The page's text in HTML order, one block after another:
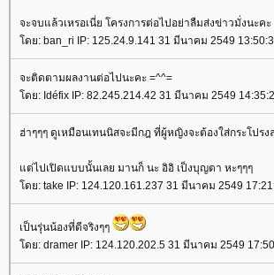
จะจบแล้วเหรอเนี่ย โครงการต่อไปอย่าลืมส่งข่าวมั่งนะคะ
ดย: ban_ri IP: 125.24.9.141 31 มีนาคม 2549
จะติดตามผลงานต่อไปนะคะ =^^=
ดย: Idéfix IP: 82.245.214.42 31 มีนาคม 2549
ฮ่าๆๆๆ ดูเหมือนเทนนิสจะมีกฎ ที่ผู้หญิงจะต้องใส่กระโปรง
ต่ไปเปิดแบบนั้นเลย มานก็ นะ อิอิ เป็งบุญตา หะๆๆๆ
ดย: take IP: 124.120.161.237 31 มีนาคม 2549
เป็นรุ่นน้องที่ดีจริงๆๆ
ดย: dramer IP: 124.120.202.5 31 มีนาคม 2549